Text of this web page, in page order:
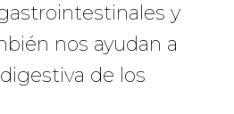
y
nos ayudan a
de los